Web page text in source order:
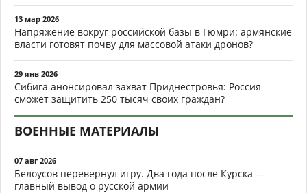
13 мар 2026
Напряжение вокруг российской базы в Гюмри: армянские
власти готовят почву для массовой атаки дронов?
29 янв 2026
Сибига анонсировал захват Приднестровья: Россия
сможет защитить 250 тысяч своих граждан?
ВОЕННЫЕ МАТЕРИАЛЫ
07 авг 2026
Белоусов перевернул игру. Два года после Курска —
главный вывод о русской армии